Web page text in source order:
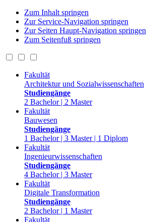
Zum Inhalt springen
Zur Service-Navigation springen
Zur Seiten Haupt-Navigation springen
Zum Seitenfuß springen
Fakultät
Architektur und Sozialwissenschaften
Studiengänge
2 Bachelor | 2 Master
Fakultät
Bauwesen
Studiengänge
1 Bachelor | 3 Master | 1 Diplom
Fakultät
Ingenieurwissenschaften
Studiengänge
4 Bachelor | 3 Master
Fakultät
Digitale Transformation
Studiengänge
2 Bachelor | 1 Master
Fakultät